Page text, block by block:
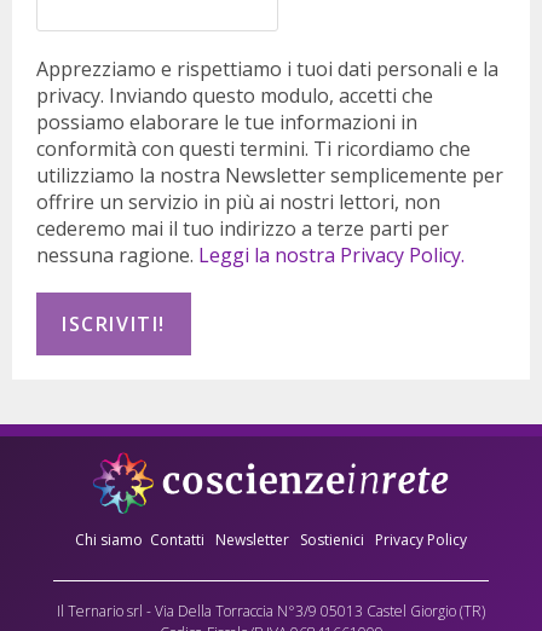
Apprezziamo e rispettiamo i tuoi dati personali e la
privacy. Inviando questo modulo, accetti che
possiamo elaborare le tue informazioni in
conformità con questi termini. Ti ricordiamo che
utilizziamo la nostra Newsletter semplicemente per
offrire un servizio in più ai nostri lettori, non
cederemo mai il tuo indirizzo a terze parti per
nessuna ragione. Leggi la nostra Privacy Policy.
Chi siamo Contatti Newsletter Sostienici Privacy Policy
Il Ternario srl - Via Della Torraccia N°3/9 05013 Castel Giorgio (TR)